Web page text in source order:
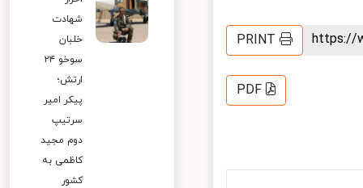
PRINT
PDF
شهادت
خلبان
سوخو ۲۴
ارتش؛
پیکر امیر
سرتیپ
دوم مجید
کاظمی به
کشور